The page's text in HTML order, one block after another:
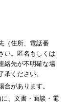
（住所、電話番
い。匿名もしくは
絡先が不明確な場
ください。
があります。
、文書・面談・電